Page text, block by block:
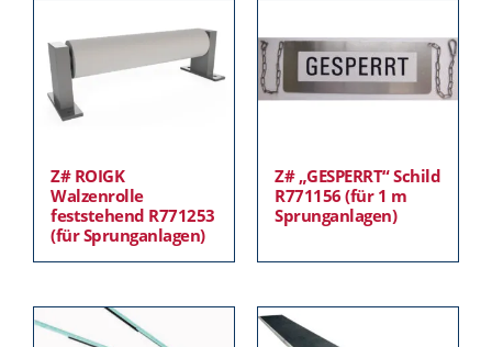
Z# ROIGK
Walzenrolle
feststehend R771253
(für Sprunganlagen)
Z# „GESPERRT“ Schild
R771156 (für 1 m
Sprunganlagen)